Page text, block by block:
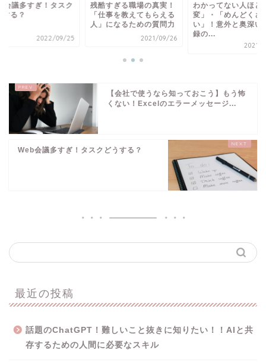
会議多すぎ！タスク
する？
2022/09/25
残酷すぎる職場の真実！
「仕事を教えてもらえる
人」になるための質問力
2021/09/26
わかってない人ほど
変」・「めんどくさ
い」！意外と奥深い
録の...
2021/
【会社で使うなら知っておこう】もう怖
くない！Excelのエラーメッセージ...
Web会議多すぎ！タスクどうする？
最近の投稿
話題のChatGPT！難しいこと抜きに知りたい！！AIと共
存するための人間に必要なスキル